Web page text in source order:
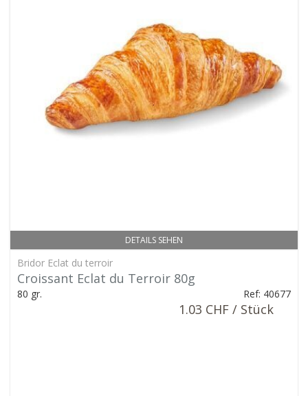
DETAILS SEHEN
Bridor Eclat du terroir
Croissant Eclat du Terroir 80g
80 gr. Ref: 40677
1.03 CHF / Stück